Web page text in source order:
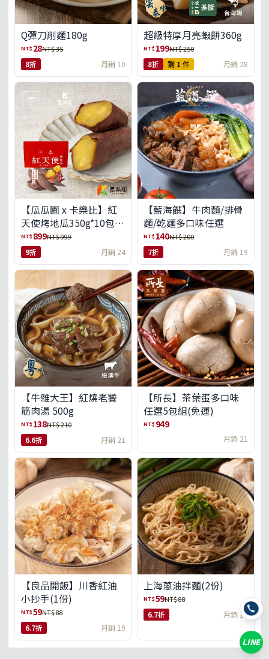
Q彈刀削麵180g
NT$ 28NT$ 35
8折 月銷 10
超級特厚月亮蝦餅360g
NT$ 199NT$ 250
8折 剩 1 件 月銷 28
【瓜瓜園 x 卡樂比】紅
天使烤地瓜350g*10包
(免運組)
NT$ 899NT$ 999
9折 月銷 24
【藍海饌】牛肉麵/排骨
麵/乾麵多口味任選
NT$ 140NT$ 200
7折 月銷 19
【牛雜大王】紅燒老饕
筋肉湯 500g
NT$ 138NT$ 210
6.6折 月銷 21
【所長】茶葉蛋多口味
任選5包組(免運)
NT$ 949
月銷 21
【良品開飯】川香紅油
小抄手(1份)
NT$59NT$ 88
6.7折 月銷 19
上海蔥油拌麵(2份)
NT$59NT$ 88
6.7折 月銷 18
LINE